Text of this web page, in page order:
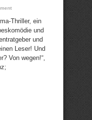
Thriller, ein
und
und
Leser! Und
Von wegen!“,